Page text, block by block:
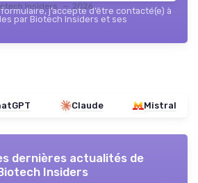
Insiders — 2026
j’accepte d’être contacté(e) à
par Biotech Insiders et ses
Claude Mistral
dernières actualités de
Insiders